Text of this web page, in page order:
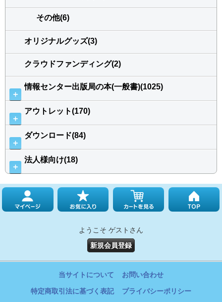
その他(6)
オリジナルグッズ(3)
クラウドファンディング(2)
＋
情報センター出版局の本(一般書)(1025)
＋
アウトレット(170)
＋
ダウンロード(84)
＋
法人様向け(18)
ようこそ ゲストさん
新規会員登録
当サイトについて お問い合わせ
特定商取引法に基づく表記 プライバシーポリシー